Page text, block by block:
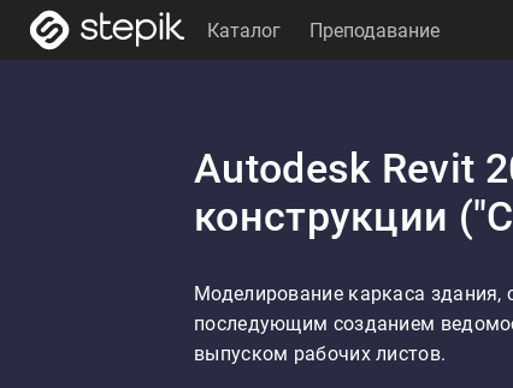
Каталог Преподавание
Autodesk Revit
конструкции
Моделирование каркаса здания,
последующим созданием
выпуском рабочих листов.